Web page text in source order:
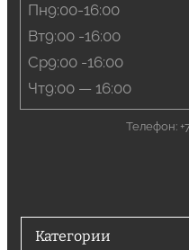
Пн9:00-16:00
Вт9:00 -16:00
Ср9:00 -16:00
Чт9:00 — 16:00
Телефон:
Категории